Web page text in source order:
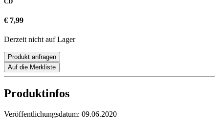
€ 7,99
Derzeit nicht auf Lager
Produkt anfragen
Auf die Merkliste
Produktinfos
Veröffentlichungsdatum: 09.06.2020